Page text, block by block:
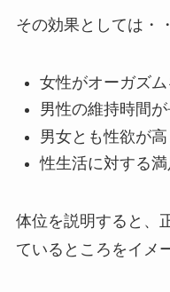
その効果としては・
女性がオーガズ
男性の維持時間
男女とも性欲が高
性生活に対する
体位を説明すると、
ているところをイメ